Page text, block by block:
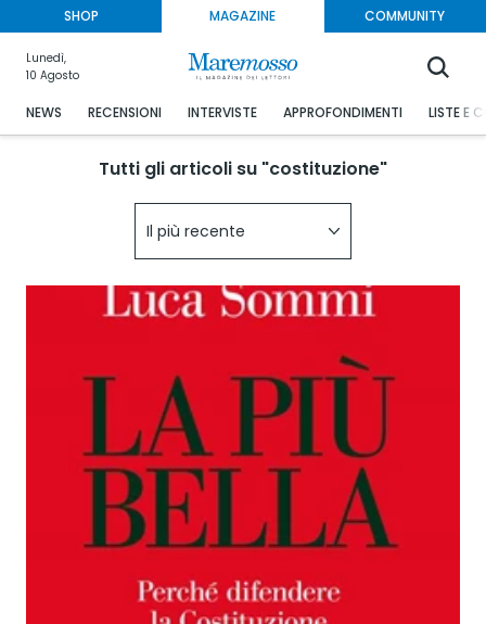
SHOP MAGAZINE COMMUNITY
Lunedì,
10 Agosto
NEWS RECENSIONI INTERVISTE APPROFONDIMENTI LISTE E
Tutti gli articoli su "costituzione"
Il più recente